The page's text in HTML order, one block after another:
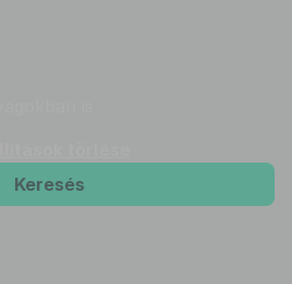
Keresés